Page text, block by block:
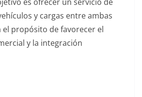
y cargas entre ambas
el propósito de favorecer el
y la integración